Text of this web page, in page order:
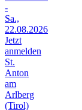
-
Sa.,
22.08.2026
Jetzt
anmelden
St.
Anton
am
Arlberg
(Tirol)